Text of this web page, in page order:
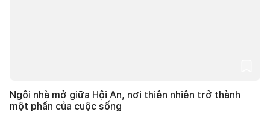
Ngôi nhà mở giữa Hội An, nơi thiên nhiên trở thành
một phần của cuộc sống